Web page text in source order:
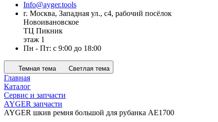
Info@ayger.tools
г. Москва, Западная ул., с4, рабочий посёлок
Новоивановское
ТЦ Пикник
этаж 1
Пн - Пт: с 9:00 до 18:00
Темная тема Светлая тема
Главная
Каталог
Сервис и запчасти
AYGER запчасти
AYGER шкив ремня большой для рубанка AE1700